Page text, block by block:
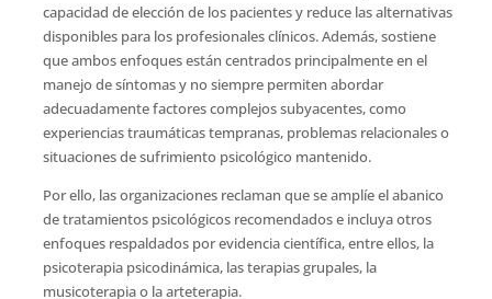
capacidad de elección de los pacientes y reduce las alternativas
disponibles para los profesionales clínicos. Además, sostiene
que ambos enfoques están centrados principalmente en el
manejo de síntomas y no siempre permiten abordar
adecuadamente factores complejos subyacentes, como
experiencias traumáticas tempranas, problemas relacionales o
situaciones de sufrimiento psicológico mantenido.
Por ello, las organizaciones reclaman que se amplíe el abanico
de tratamientos psicológicos recomendados e incluya otros
enfoques respaldados por evidencia científica, entre ellos, la
psicoterapia psicodinámica, las terapias grupales, la
musicoterapia o la arteterapia.